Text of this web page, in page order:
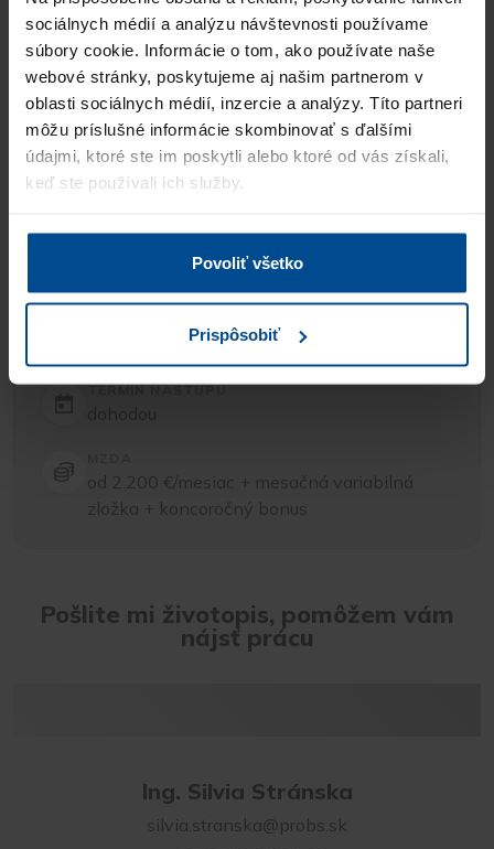
sociálnych médií a analýzu návštevnosti používame
súbory cookie. Informácie o tom, ako používate naše
webové stránky, poskytujeme aj našim partnerom v
oblasti sociálnych médií, inzercie a analýzy. Títo partneri
môžu príslušné informácie skombinovať s ďalšími
údajmi, ktoré ste im poskytli alebo ktoré od vás získali,
keď ste používali ich služby.
Povoliť všetko
Prispôsobiť
Pre koho budete pracovať?
Našim klientom je úspešná stabilná spoločnosť
pôsobiaca v oblasti obchodu a poskytovania
služieb.
TERMÍN NÁSTUPU
od 2.200 €/mesiac + mesačná variabilná
zložka + koncoročný bonus
Pošlite mi životopis, pomôžem vám
nájsť prácu
Ing. Silvia Stránska
silvia.stranska@probs.sk